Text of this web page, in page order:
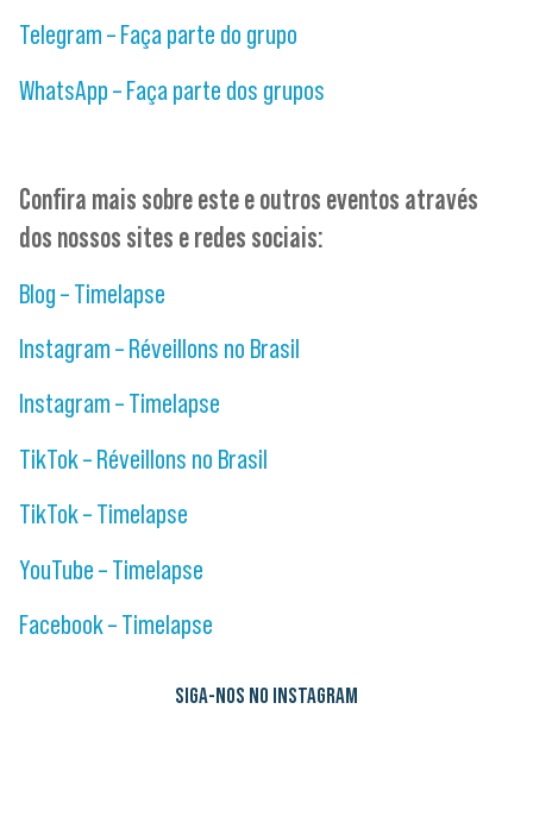
Telegram – Faça parte do grupo
WhatsApp – Faça parte dos grupos
Confira mais sobre este e outros eventos através
dos nossos sites e redes sociais:
Blog – Timelapse
Instagram – Réveillons no Brasil
Instagram – Timelapse
TikTok – Réveillons no Brasil
TikTok – Timelapse
YouTube – Timelapse
Facebook – Timelapse
SIGA-NOS NO INSTAGRAM